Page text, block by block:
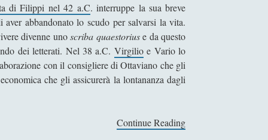
di Filippi nel 42 a.C. interruppe la sua breve
abbandonato lo scudo per salvarsi la vita.
divenne unoscriba quaestoriuse da questo
dei letterati. Nel 38 a.C. Virgilioe Vario lo
con il consigliere di Ottaviano che gli
che gli assicurerà la lontananza dagli
Continue Reading